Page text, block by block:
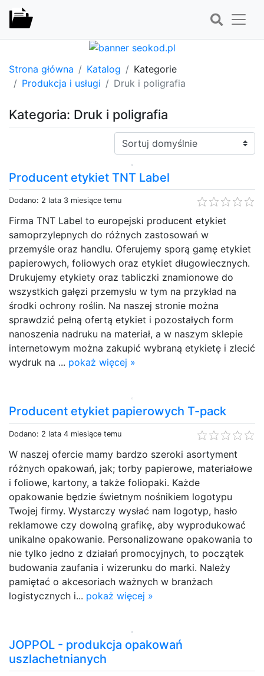
Strona główna Katalog
Kategorie
Produkcja i usługi
Druk i poligrafia
Kategoria: Druk i poligrafia
Sortuj:
Producent etykiet TNT Label
Dodano: 2 lata 3 miesiące temu
Firma TNT Label to europejski producent etykiet
samoprzylepnych do różnych zastosowań w
przemyśle oraz handlu. Oferujemy sporą gamę etykiet
papierowych, foliowych oraz etykiet długowiecznych.
Drukujemy etykiety oraz tabliczki znamionowe do
wszystkich gałęzi przemysłu w tym na przykład na
środki ochrony roślin. Na naszej stronie można
sprawdzić pełną ofertą etykiet i pozostałych form
nanoszenia nadruku na materiał, a w naszym sklepie
internetowym można zakupić wybraną etykietę i zlecić
wydruk na ... pokaż więcej »
Producent etykiet papierowych T-pack
Dodano: 2 lata 4 miesiące temu
W naszej ofercie mamy bardzo szeroki asortyment
różnych opakowań, jak; torby papierowe, materiałowe
i foliowe, kartony, a także foliopaki. Każde
opakowanie będzie świetnym nośnikiem logotypu
Twojej firmy. Wystarczy wysłać nam logotyp, hasło
reklamowe czy dowolną grafikę, aby wyprodukować
unikalne opakowanie. Personalizowane opakowania to
nie tylko jedno z działań promocyjnych, to początek
budowania zaufania i wizerunku do marki. Należy
pamiętać o akcesoriach ważnych w branżach
logistycznych i... pokaż więcej »
JOPPOL - produkcja opakowań
uszlachetnianych